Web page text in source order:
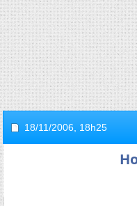
18/11/2006, 18h25